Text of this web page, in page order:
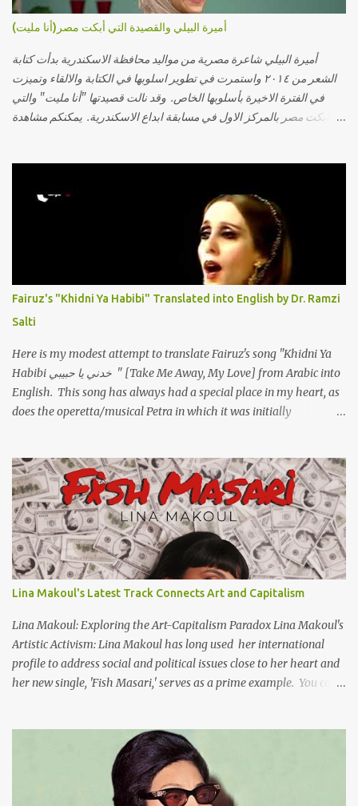
أميرة البيلي والقصيدة التي أبكت مصر(أنا مليت)
أميرة البيلي شاعرة مصرية من مواليد محافظة الاسكندرية بدأت كتابة
الشعر من ٢٠١٤ واستمرت في تطوير اسلوبها في الكتابة والالقاء وتميزت
في الفترة الاخيرة بأسلوبها الخاص. وقد نالت قصيدتها "أنا مليت" والتي
أبكت مصر بالمركز الاول في مسابقة ابداع الاسكندرية. يمكنكم مشاهدة
حجات ماتت ! الو تعبانة في أسمعني .. يرد يقول وايه يعني ؟ ما كل الخلق
تعبانة ..وايه يعني ملامحك لسة بهتانة ما عادي كلنا مرضى .. جرحني بعجزي
عن اني ارد القسوة ليه لكن .. انا قلبي مهوش داكن عشان يقسي ويكره حد..
مهواش حد فـ ليه جرّح .؟ وزعلني ياريته ما رد ، وليه اتغير بقا بارد وليه شارد
بعيد عني ما كان بيقول زمان اني مراته وام لعياله وقالي اني هبقاله انا باقية
لكن هو الي بيعافر ليخسرني كسرني لكني حبيته.. ياريتني ما كُنت حبيته
Fairuz's "Khidni Ya Habibi" Translated into English by Dr. Ramzi
Salti
Here is my modest attempt to translate Fairuz's song "Khidni Ya
Habibi خدني يا حبيبي " [Take Me Away, My Love] from Arabic into
English. This song has always had a special place in my heart, as
does the operetta/musical Petra in which it was initially
view subtitles, start playing video then click on CC at bottom of
video screen/window. For bilingual English/Arabic version, scroll
to bottom of page. Watch below or at https://youtu.be/Hi4-
DAq72s8 [Narration] An Egyptian man arrived one night Carrying
with him the mysteries of the Pyramids And the sublime color of
the Nile He appeared out of nowhere Just like joy itself And he
gave us hope. [Song] Take me away, my love To a house that has
no doors Take me away my love To the moon that guides the
forgotten Leave me in a deep slumb...
Lina Makoul's Latest Track Connects Art and Capitalism
Lina Makoul: Exploring the Art-Capitalism Paradox Lina Makoul's
Artistic Activism: Lina Makoul has long used her international
profile to address social and political issues close to her heart and
her new single, 'Fish Masari,' serves as a prime example. You can
'Fish Masari' delves into the intricate relationship between art and
capitalism. This thought-provoking wake-up call delves into how
art enriches the hearts and minds of countless individuals while
often failing to sustain its creators. Makoul's astute observations